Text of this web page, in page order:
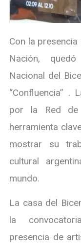
Con la
Nación,
Nacional del
“Confluencia” .
por la Red de
herramienta
mostrar su
cultural
mundo.
La casa del
la
presencia de